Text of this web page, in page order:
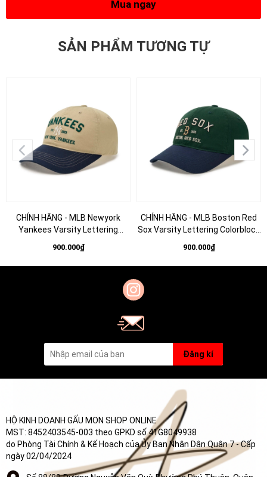
Mua ngay
SẢN PHẨM TƯƠNG TỰ
CHÍNH HÃNG - MLB Newyork
Yankees Varsity Lettering
Cap - Mũ lưỡi trai nón kết tone
be
900.000₫
CHÍNH HÃNG - MLB Boston Red
Sox Varsity Lettering Colorblock
trai nón kết tone xanh
900.000₫
Đăng kí
HỘ KINH DOANH GẤU MON SHOP ONLINE
MST: 8452403545-003 theo GPKD số 41G8049938
do Phòng Tài Chính & Kế Hoạch của Ủy Ban Nhân Dân Quận 7 - Cấp
ngày 02/04/2024